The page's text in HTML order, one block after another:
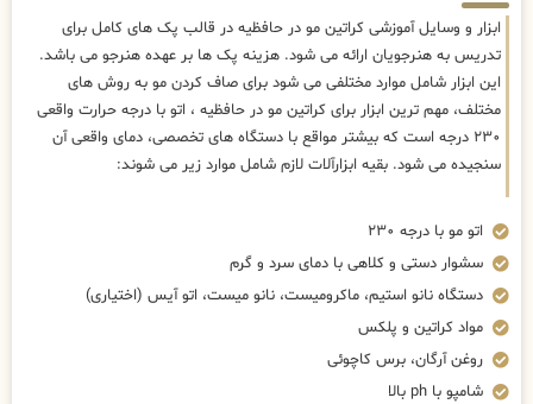
ابزار و وسایل آموزشی کراتین مو در حافظیه در قالب پک های کامل برای
تدریس به هنرجویان ارائه می شود. هزینه پک ها بر عهده هنرجو می باشد.
این ابزار شامل موارد مختلفی می شود برای صاف کردن مو به روش های
مختلف، مهم ترین ابزار برای کراتین مو در حافظیه ، اتو با درجه حرارت واقعی
۲۳۰ درجه است که بیشتر مواقع با دستگاه های تخصصی، دمای واقعی آن
سنجیده می شود. بقیه ابزارآلات لازم شامل موارد زیر می شوند:
اتو مو با درجه ۲۳۰
سشوار دستی و کلاهی با دمای سرد و گرم
دستگاه نانو استیم، ماکرومیست، نانو میست، اتو آیس (اختیاری)
مواد کراتین و پلکس
روغن آرگان، برس کاچوئی
شامپو با ph بالا